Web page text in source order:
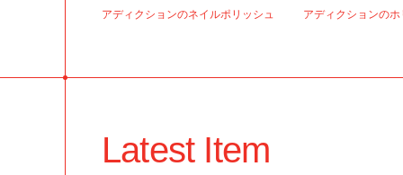
アディクションのネイルポリッシュ アディクションの
Latest Item